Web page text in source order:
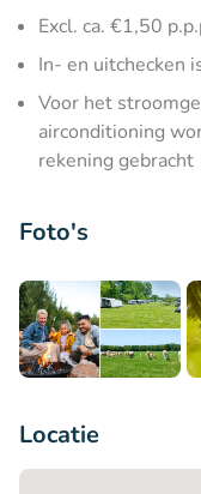
Excl. ca. €1,50
In- en uitchecken
Voor het
airconditioning
rekening gebracht
Foto's
Locatie